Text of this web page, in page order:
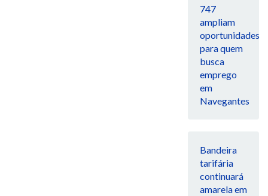
747
ampliam
oportunidades
para quem
busca
emprego
em
Navegantes
Bandeira
tarifária
continuará
amarela em